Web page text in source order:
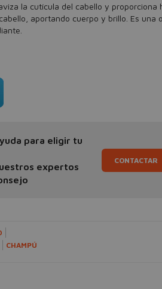
la cutícula del cabello y proporciona
aportando cuerpo y brillo. Es una
para eligir tu
expertos
CONTACTAR
CHAMPÚ